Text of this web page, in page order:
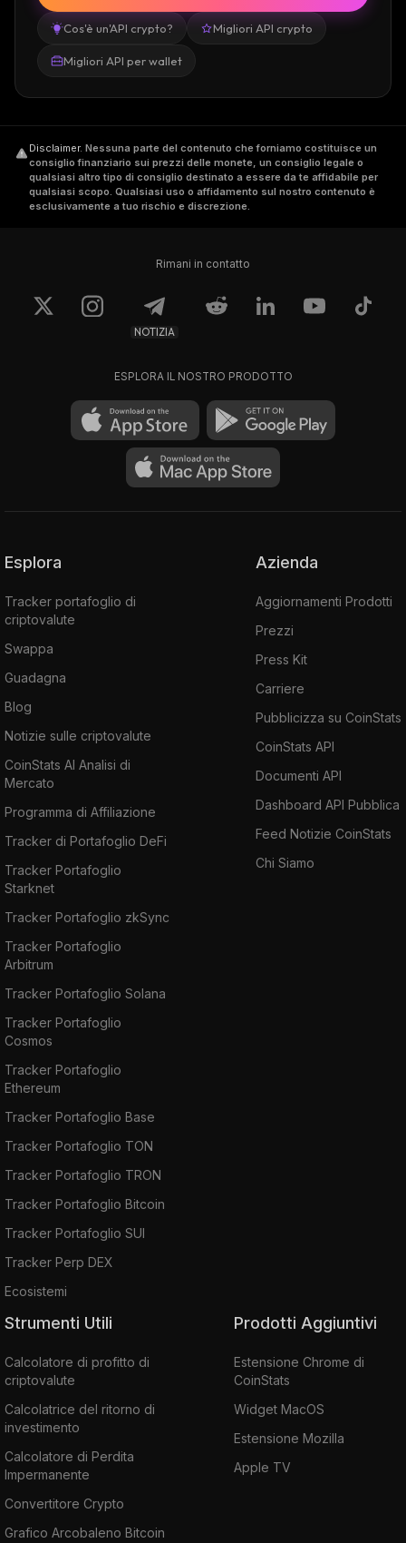
Cos'è un'API crypto? Migliori API crypto
Migliori API per wallet
Disclaimer. Nessuna parte del contenuto che forniamo costituisce un
consiglio finanziario sui prezzi delle monete, un consiglio legale o
qualsiasi altro tipo di consiglio destinato a essere da te affidabile per
qualsiasi scopo. Qualsiasi uso o affidamento sul nostro contenuto è
esclusivamente a tuo rischio e discrezione.
Rimani in contatto
NOTIZIA
ESPLORA IL NOSTRO PRODOTTO
Esplora
Tracker portafoglio di
criptovalute
Swappa
Guadagna
Blog
Notizie sulle criptovalute
CoinStats AI Analisi di
Mercato
Programma di Affiliazione
Tracker di Portafoglio DeFi
Tracker Portafoglio
Starknet
Tracker Portafoglio zkSync
Tracker Portafoglio
Arbitrum
Tracker Portafoglio Solana
Tracker Portafoglio
Cosmos
Tracker Portafoglio
Ethereum
Tracker Portafoglio Base
Tracker Portafoglio TON
Tracker Portafoglio TRON
Tracker Portafoglio Bitcoin
Tracker Portafoglio SUI
Tracker Perp DEX
Ecosistemi
Azienda
Aggiornamenti Prodotti
Prezzi
Press Kit
Carriere
Pubblicizza su CoinStats
CoinStats API
Documenti API
Dashboard API Pubblica
Feed Notizie CoinStats
Chi Siamo
Strumenti Utili
Calcolatore di profitto di
criptovalute
Calcolatrice del ritorno di
investimento
Calcolatore di Perdita
Impermanente
Convertitore Crypto
Grafico Arcobaleno Bitcoin
Prodotti Aggiuntivi
Estensione Chrome di
CoinStats
Widget MacOS
Estensione Mozilla
Apple TV